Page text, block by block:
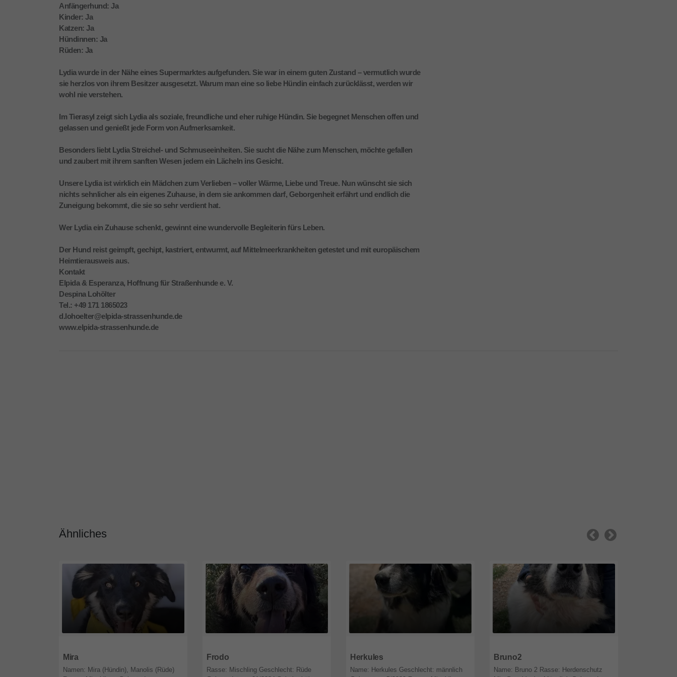
Anfängerhund: Ja
Kinder: Ja
Katzen: Ja
Hündinnen: Ja
Rüden: Ja
Lydia wurde in der Nähe eines Supermarktes aufgefunden. Sie war in einem guten Zustand – vermutlich wurde
sie herzlos von ihrem Besitzer ausgesetzt. Warum man eine so liebe Hündin einfach zurücklässt, werden wir
wohl nie verstehen.
Im Tierasyl zeigt sich Lydia als soziale, freundliche und eher ruhige Hündin. Sie begegnet Menschen offen und
gelassen und genießt jede Form von Aufmerksamkeit.
Besonders liebt Lydia Streichel- und Schmuseeinheiten. Sie sucht die Nähe zum Menschen, möchte gefallen
und zaubert mit ihrem sanften Wesen jedem ein Lächeln ins Gesicht.
Unsere Lydia ist wirklich ein Mädchen zum Verlieben – voller Wärme, Liebe und Treue. Nun wünscht sie sich
nichts sehnlicher als ein eigenes Zuhause, in dem sie ankommen darf, Geborgenheit erfährt und endlich die
Zuneigung bekommt, die sie so sehr verdient hat.
Wer Lydia ein Zuhause schenkt, gewinnt eine wundervolle Begleiterin fürs Leben.
Der Hund reist geimpft, gechipt, kastriert, entwurmt, auf Mittelmeerkrankheiten getestet und mit europäischem
Heimtierausweis aus.
Kontakt
Elpida & Esperanza, Hoffnung für Straßenhunde e. V.
Despina Lohölter
Tel.: +49 171 1865023
d.lohoelter@elpida-strassenhunde.de
www.elpida-strassenhunde.de
Ähnliches
Mira
Namen: Mira (Hündin), Manolis (Rüde)
Frodo
Rasse: Mischling Geschlecht: Rüde
Herkules
Name: Herkules Geschlecht: männlich
Bruno2
Name: Bruno 2 Rasse: Herdenschutz